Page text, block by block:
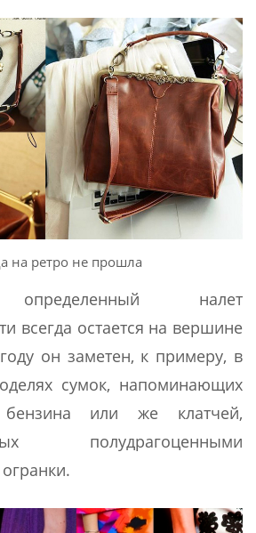
на ретро не прошла
определенный налет
всегда остается на вершине
он заметен, к примеру, в
сумок, напоминающих
или же клатчей,
полудрагоценными